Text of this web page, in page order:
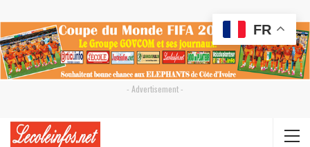
- Advertisement -
FR